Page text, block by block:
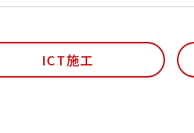
ICT施工